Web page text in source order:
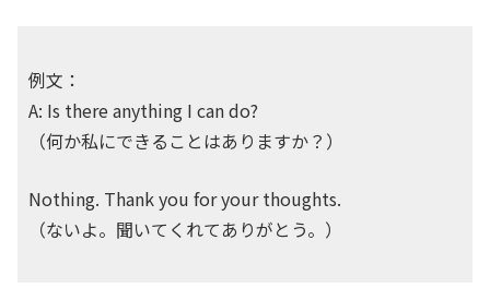
例文：
A: Is there anything I can do?
（何か私にできることはありますか？）
Nothing. Thank you for your thoughts.
（ないよ。聞いてくれてありがとう。）